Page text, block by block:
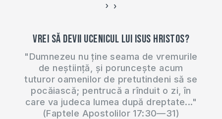
‹ ›
Vrei să devii ucenicul lui Isus Hristos?
"Dumnezeu nu ține seama de vremurile
de neștiință, și poruncește acum
tuturor oamenilor de pretutindeni să se
pocăiască; pentrucă a rînduit o zi, în
care va judeca lumea după dreptate..."
(Faptele Apostolilor 17:30—31)